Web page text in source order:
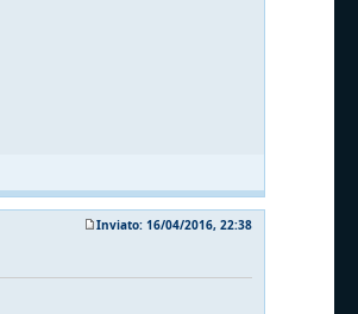
Inviato: 16/04/2016, 22:38